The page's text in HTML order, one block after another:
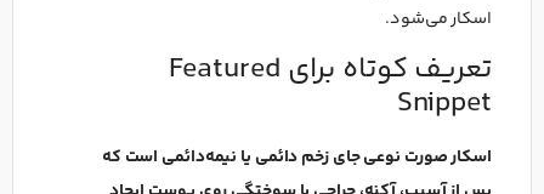
اسکار می‌شود.
تعریف کوتاه برای Featured
Snippet
اسکار صورت نوعی جای زخم دائمی یا نیمه‌دائمی است که